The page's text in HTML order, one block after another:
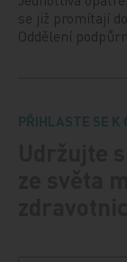
se již promítají
Oddělení
PŘIHLASTE SE K